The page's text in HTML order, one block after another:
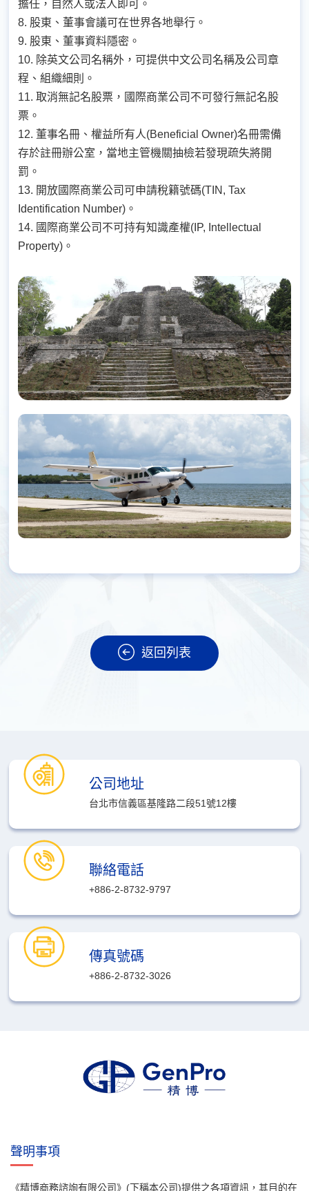
擔任，自然人或法人即可。
8. 股東、董事會議可在世界各地舉行。
9. 股東、董事資料隱密。
10. 除英文公司名稱外，可提供中文公司名稱及公司章
程、組織細則。
11. 取消無記名股票，國際商業公司不可發行無記名股
票。
12. 董事名冊、權益所有人(Beneficial Owner)名冊需備
存於註冊辦公室，當地主管機關抽檢若發現疏失將開
罰。
13. 開放國際商業公司可申請稅籍號碼(TIN, Tax
Identification Number)。
14. 國際商業公司不可持有知識產權(IP, Intellectual
Property)。
返回列表
公司地址
台北市信義區基隆路二段51號12樓
聯絡電話
+886-2-8732-9797
傳真號碼
+886-2-8732-3026
聲明事項
《精博商務諮詢有限公司》(下稱本公司)提供之各項資訊，其目的在